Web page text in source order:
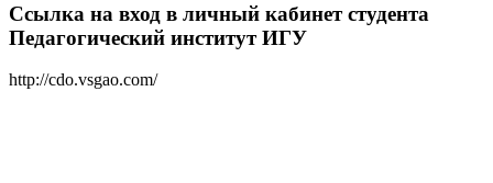
Ссылка на вход в личный кабинет студента
Педагогический институт ИГУ
http://cdo.vsgao.com/